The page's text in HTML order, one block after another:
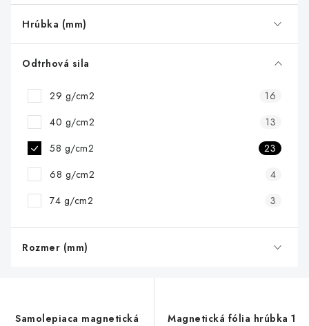
o
u
Hrúbka (mm)
Odtrhová sila
29 g/cm2
16
40 g/cm2
13
58 g/cm2
23
68 g/cm2
4
74 g/cm2
3
Rozmer (mm)
Samolepiaca magnetická
Magnetická fólia hrúbka 1